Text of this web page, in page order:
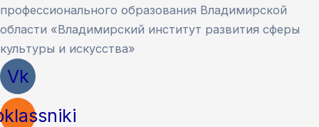
профессионального образования Владимирской
области «Владимирский институт развития сферы
культуры и искусства»
Vk